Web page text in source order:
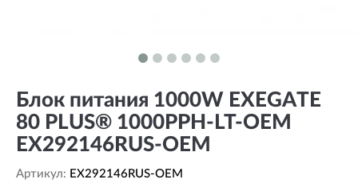
Блок питания 1000W EXEGATE
80 PLUS® 1000PPH-LT-OEM
EX292146RUS-OEM
Артикул: EX292146RUS-OEM